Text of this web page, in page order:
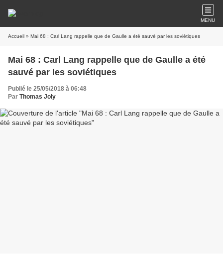
MENU
Accueil » Mai 68 : Carl Lang rappelle que de Gaulle a été sauvé par les soviétiques
Mai 68 : Carl Lang rappelle que de Gaulle a été
sauvé par les soviétiques
Publié le 25/05/2018 à 06:48
Par Thomas Joly